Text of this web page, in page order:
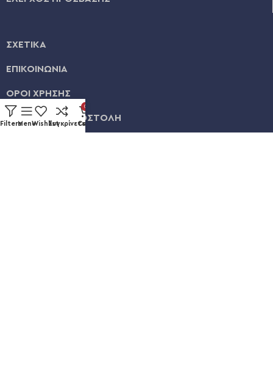
ΣΧΕΤΙΚΑ
ΕΠΙΚΟΙΝΩΝΙΑ
ΟΡΟΙ ΧΡΗΣΗΣ
ΠΛΗΡΩΜΗ & ΑΠΟΣΤΟΛΗ
FiltersMenuWishlistΣυγκρίνετε
0
Cart